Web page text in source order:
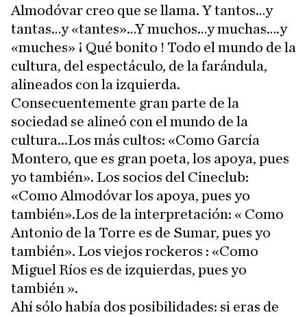
Almodóvar creo que se llama. Y tantos…y
tantas…y «tantes»…Y muchos…y muchas….y
«muches» ¡ Qué bonito ! Todo el mundo de la
cultura, del espectáculo, de la farándula,
alineados con la izquierda.
Consecuentemente gran parte de la
sociedad se alineó con el mundo de la
cultura...Los más cultos: «Como García
Montero, que es gran poeta, los apoya, pues
yo también». Los socios del Cineclub:
«Como Almodóvar los apoya, pues yo
también».Los de la interpretación: « Como
Antonio de la Torre es de Sumar, pues yo
también». Los viejos rockeros : «Como
Miguel Ríos es de izquierdas, pues yo
también ».
Ahí sólo había dos posibilidades: si eras de